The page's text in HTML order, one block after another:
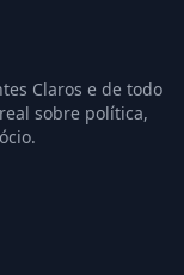
Claros e de todo
sobre política,